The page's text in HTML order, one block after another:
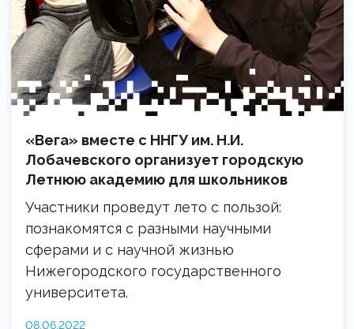
«Вега» вместе с ННГУ им. Н.И.
Лобачевского организует городскую
Летнюю академию для школьников
Участники проведут лето с пользой:
познакомятся с разными научными
сферами и с научной жизнью
Нижегородского государственного
университета.
08.06.2022